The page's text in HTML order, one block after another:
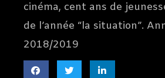
cinéma, cent ans de
de l’année “la situation”.
2018/2019